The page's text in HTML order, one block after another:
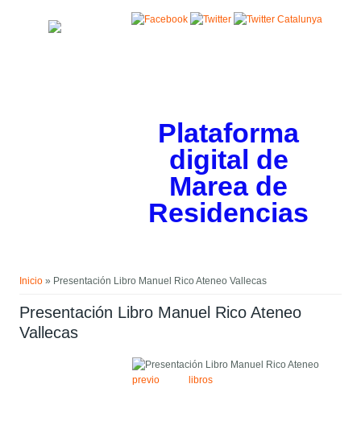
Plataforma
digital de
Marea de
Residencias
Inicio » Presentación Libro Manuel Rico Ateneo Vallecas
Presentación Libro Manuel Rico Ateneo
Vallecas
previo libros